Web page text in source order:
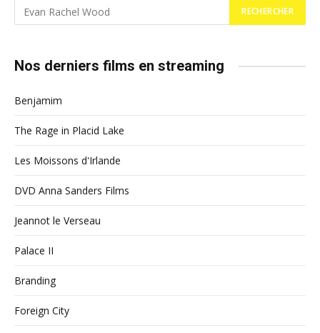
Nos derniers films en streaming
Benjamim
The Rage in Placid Lake
Les Moissons d'Irlande
DVD Anna Sanders Films
Jeannot le Verseau
Palace II
Branding
Foreign City